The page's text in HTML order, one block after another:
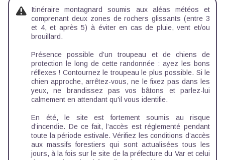
Itinéraire montagnard soumis aux aléas météos et
comprenant deux zones de rochers glissants (entre 3
et 4, et après 5) à éviter en cas de pluie, vent et/ou
brouillard.
Présence possible d’un troupeau et de chiens de
protection le long de cette randonnée : ayez les bons
réflexes ! Contournez le troupeau le plus possible. Si le
chien approche, arrêtez-vous, ne le fixez pas dans les
yeux, ne brandissez pas vos bâtons et parlez-lui
calmement en attendant qu'il vous identifie.
En été, le site est fortement soumis au risque
d’incendie. De ce fait, l’accès est réglementé pendant
toute la période estivale. Vérifiez les conditions d’accès
aux massifs forestiers qui sont actualisées tous les
jours, à la fois sur le site de la préfecture du Var et celui